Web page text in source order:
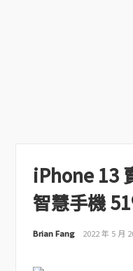
iPhone 13
智慧手機
Brian Fang 2022 年 5 月